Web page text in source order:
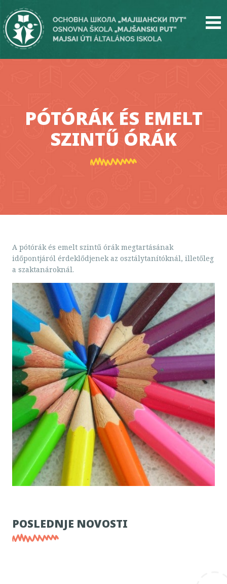
main
content
PÓTÓRÁK ÉS EMELT
SZINTŰ ÓRÁK
A pótórák és emelt szintű órák megtartásának
időpontjáról érdeklődjenek az osztálytanítóknál, illetőleg
a szaktanároknál.
POSLEDNJE NOVOSTI